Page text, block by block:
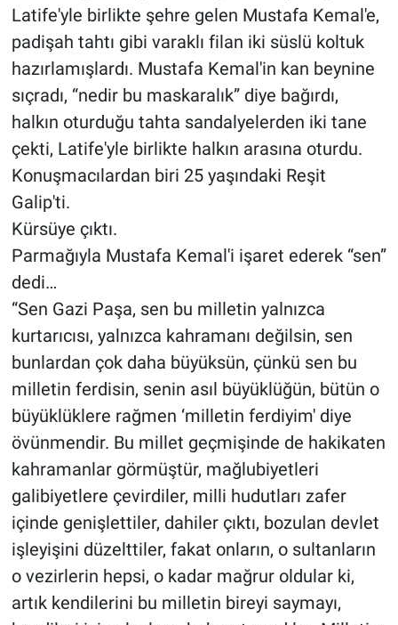
Latife'yle birlikte şehre gelen Mustafa Kemal'e,
padişah tahtı gibi varaklı filan iki süslü koltuk
hazırlamışlardı. Mustafa Kemal'in kan beynine
sıçradı, “nedir bu maskaralık” diye bağırdı,
halkın oturduğu tahta sandalyelerden iki tane
çekti, Latife'yle birlikte halkın arasına oturdu.
Konuşmacılardan biri 25 yaşındaki Reşit
Galip'ti.
Kürsüye çıktı.
Parmağıyla Mustafa Kemal'i işaret ederek “sen”
dedi…
“Sen Gazi Paşa, sen bu milletin yalnızca
kurtarıcısı, yalnızca kahramanı değilsin, sen
bunlardan çok daha büyüksün, çünkü sen bu
milletin ferdisin, senin asıl büyüklüğün, bütün o
büyüklüklere rağmen ‘milletin ferdiyim' diye
övünmendir. Bu millet geçmişinde de hakikaten
kahramanlar görmüştür, mağlubiyetleri
galibiyetlere çevirdiler, milli hudutları zafer
içinde genişlettiler, dahiler çıktı, bozulan devlet
işleyişini düzelttiler, fakat onların, o sultanların
o vezirlerin hepsi, o kadar mağrur oldular ki,
artık kendilerini bu milletin bireyi saymayı,